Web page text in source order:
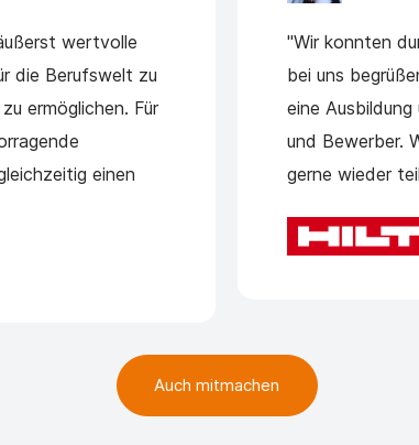
wertvolle
die Berufswelt zu
ermöglichen. Für
einen
"Wir konnten
bei uns
eine
und Bewerber.
gerne wieder
Auch mitmachen